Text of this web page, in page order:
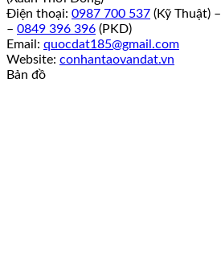
Điện thoại: 0987 700 537 (Kỹ Thuật) –
– 0849 396 396 (PKD)
Email: quocdat185@gmail.com
Website: conhantaovandat.vn
Bản đồ